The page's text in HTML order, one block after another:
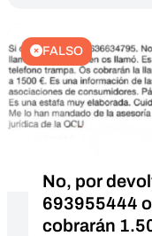
FALSO
No, por
693955444
cobrarán